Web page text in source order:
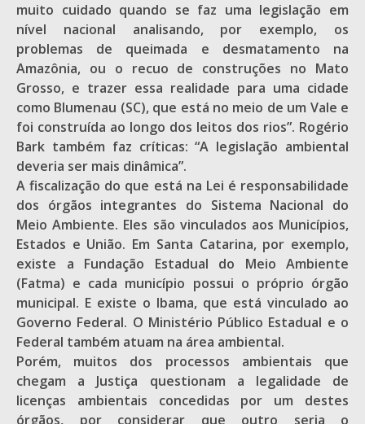
muito cuidado quando se faz uma legislação em
nível nacional analisando, por exemplo, os
problemas de queimada e desmatamento na
Amazônia, ou o recuo de construções no Mato
Grosso, e trazer essa realidade para uma cidade
como Blumenau (SC), que está no meio de um Vale e
foi construída ao longo dos leitos dos rios”. Rogério
Bark também faz críticas: “A legislação ambiental
deveria ser mais dinâmica”.
A fiscalização do que está na Lei é responsabilidade
dos órgãos integrantes do Sistema Nacional do
Meio Ambiente. Eles são vinculados aos Municípios,
Estados e União. Em Santa Catarina, por exemplo,
existe a Fundação Estadual do Meio Ambiente
(Fatma) e cada município possui o próprio órgão
municipal. E existe o Ibama, que está vinculado ao
Governo Federal. O Ministério Público Estadual e o
Federal também atuam na área ambiental.
Porém, muitos dos processos ambientais que
chegam a Justiça questionam a legalidade de
licenças ambientais concedidas por um destes
órgãos, por considerar que outro seria o